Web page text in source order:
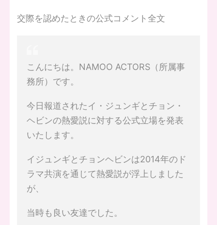
交際を認めたときの公式コメント全文
こんにちは。NAMOO ACTORS（所属事
務所）です。
今日報道されたイ・ジュンギとチョン・
ヘビンの熱愛説に対する公式立場を発表
いたします。
イジュンギとチョンヘビンは2014年のド
ラマ共演を通じて熱愛説が浮上しました
が、
当時も良い友達でした。